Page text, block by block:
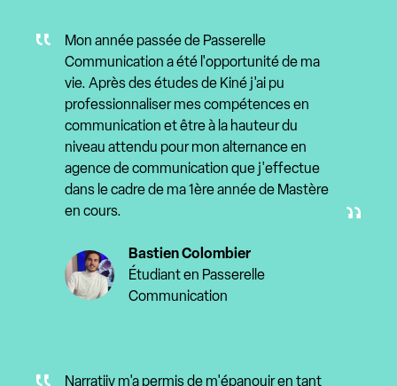
Mon année passée de Passerelle
Communication a été l'opportunité de ma
vie. Après des études de Kiné j'ai pu
professionnaliser mes compétences en
communication et être à la hauteur du
niveau attendu pour mon alternance en
agence de communication que j'effectue
dans le cadre de ma 1ère année de Mastère
en cours.
Bastien Colombier
Étudiant en Passerelle
Communication
Narratiiv m'a permis de m'épanouir en tant